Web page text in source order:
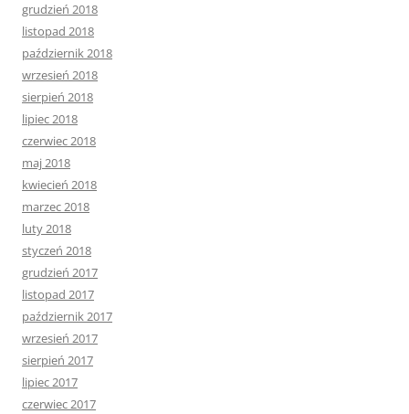
grudzień 2018
listopad 2018
październik 2018
wrzesień 2018
sierpień 2018
lipiec 2018
czerwiec 2018
maj 2018
kwiecień 2018
marzec 2018
luty 2018
styczeń 2018
grudzień 2017
listopad 2017
październik 2017
wrzesień 2017
sierpień 2017
lipiec 2017
czerwiec 2017